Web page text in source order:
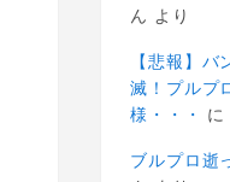
ん より
【悲報】
滅！プルプ
様・・・
ブルプロ逝